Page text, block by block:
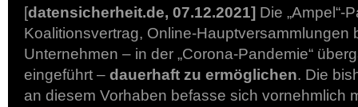
[datensicherheit.de, 07.12.2021] Die „Ampel“-
Koalitionsvertrag, Online-Hauptversammlungen
Unternehmen – in der „Corona-Pandemie“
eingeführt – dauerhaft zu ermöglichen. Die
an diesem Vorhaben befasse sich vornehmlich